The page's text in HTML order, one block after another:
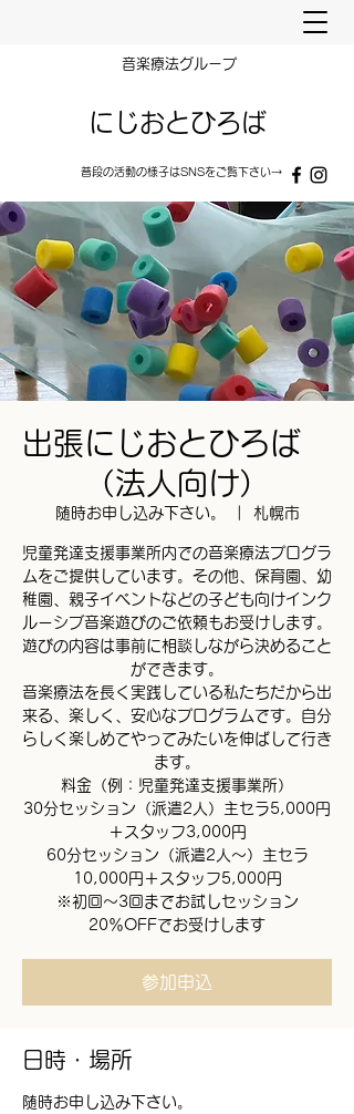
​音楽療法グループ
にじおとひろば
普段の​​活動の様子はSNSをご覧下さい→
出張にじおとひろば
（法人向け）
随時お申し込み下さい。 札幌市
児童発達支援事業所内での音楽療法プログラ
ムをご提供しています。その他、保育園、幼
稚園、親子イベントなどの子ども向けインク
ルーシブ音楽遊びのご依頼もお受けします。
遊びの内容は事前に相談しながら決めること
ができます。
音楽療法を長く実践している私たちだから出
来る、楽しく、安心なプログラムです。自分
らしく楽しめてやってみたいを伸ばして行き
ます。
料金（例：児童発達支援事業所）
30分セッション（派遣2人）主セラ5,000円
＋スタッフ3,000円
60分セッション（派遣2人～）主セラ
10,000円＋スタッフ5,000円
※初回～3回までお試しセッション
20％OFFでお受けします
参加申込
日時・場所
随時お申し込み下さい。